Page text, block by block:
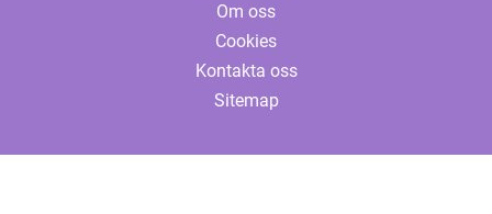
Om oss
Cookies
Kontakta oss
Sitemap